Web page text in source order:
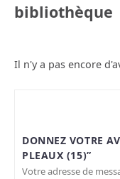
bibliothèque
Il n'y a pas encore
DONNEZ VOTRE
PLEAUX (15)”
Votre adresse de